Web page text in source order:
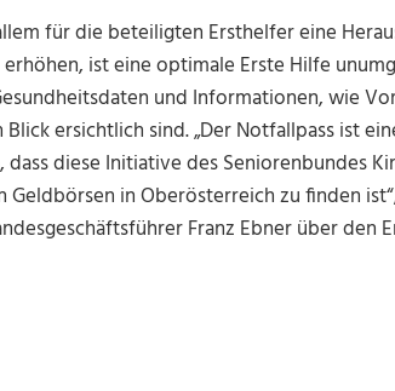
für die beteiligten Ersthelfer eine
ist eine optimale Erste Hilfe
und Informationen, wie
ersichtlich sind. „Der Notfallpass ist
diese Initiative des Seniorenbundes
in Oberösterreich zu finden
Franz Ebner über den